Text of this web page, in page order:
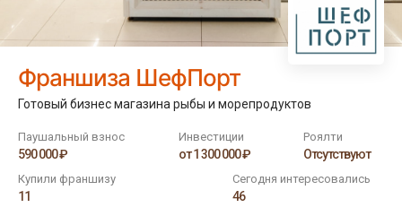
Франшиза ШефПорт
Готовый бизнес магазина рыбы и морепродуктов
Паушальный взнос
590 000 ₽
Инвестиции
от 1 300 000 ₽
Роялти
Отсутствуют
Купили франшизу
11
Сегодня интересовались
46